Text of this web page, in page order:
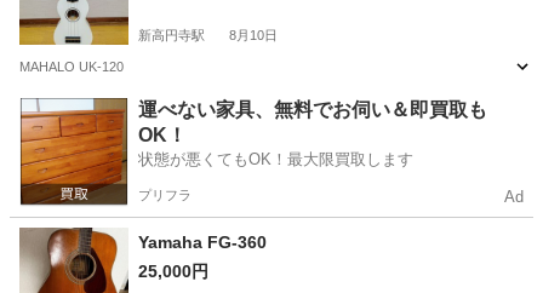
新高円寺駅 8月10日
MAHALO UK-120
東京 杉並区 新高円寺駅 弦楽器、ギター
運べない家具、無料でお伺い＆即買取も
OK！
状態が悪くてもOK！最大限買取します
プリフラ Ad
Yamaha FG-360
25,000円